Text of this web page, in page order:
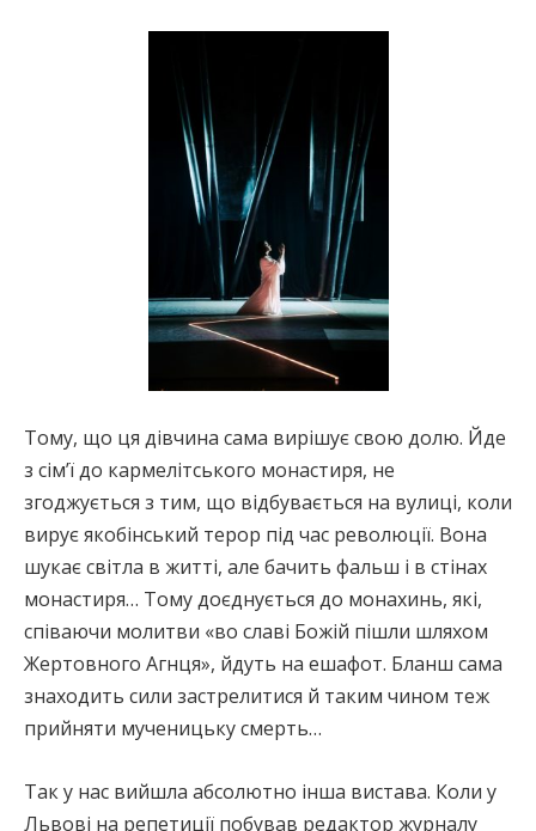
Тому, що ця дівчина сама вирішує свою долю. Йде
з сім’ї до кармелітського монастиря, не
згоджується з тим, що відбувається на вулиці, коли
вирує якобінський терор під час революції. Вона
шукає світла в житті, але бачить фальш і в стінах
монастиря… Тому доєднується до монахинь, які,
співаючи молитви «во славі Божій пішли шляхом
Жертовного Агнця», йдуть на ешафот. Бланш сама
знаходить сили застрелитися й таким чином теж
прийняти мученицьку смерть…
Так у нас вийшла абсолютно інша вистава. Коли у
Львові на репетиції побував редактор журналу